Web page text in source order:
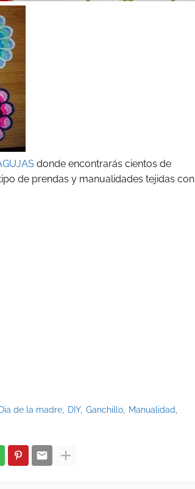
donde encontrarás cientos de
de prendas y manualidades tejidas con
Dia de la madre DIY Ganchillo
Manualidad